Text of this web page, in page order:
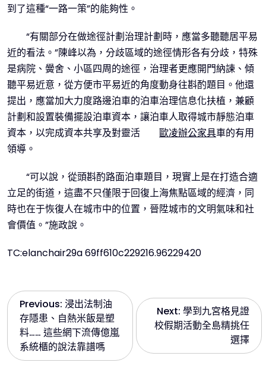
到了這種“一路一策”的能夠性。
“有關部分在做途徑計劃治理計劃時，應當多聽聽居平易
近的看法。”陳峰以為，分歧區域的途徑情形各有分歧，特殊
是病院、黌舍、小區四周的途徑，治理者更應開門納諫、傾
聽平易近意，從方便市平易近的角度動身往斟酌題目。他還
提出，應當加大力度路邊泊車的泊車治理信息化扶植，兼顧
計劃和設置裝備擺設泊車資本，讓泊車人取得城市靜態泊車
資本，以完成資本共享及對靈活
歐凌辦公家具車的有用
領導。
“可以說，從頭斟酌路面泊車題目，現實上是在打造合適
立足的街道，這盡不只僅限于回復上海焦點區域的經濟，同
時也在于恢復人在城市中的位置，晉陞城市的文明氣味和社
會價值。”施政說。
TC:elanchair29a 69ff610c229216.96229420
文
章
導
Previous: 浸出法制油
存隱患、自熱米飯是塑
料…… 這些網下流傳億嵐
系統櫃的說法靠譜嗎
Next: 學到九宮格見證
校假期活動全島精挑任
選擇